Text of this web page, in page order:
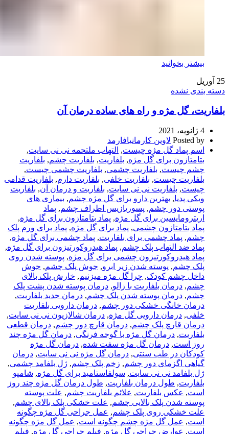
بیشتر بخوانید
25 آوریل
دسته بندی نشده
بلفاریت، گل مژه و راه های ساده درمان آن
4 ژانویه، 2021
Posted by لاوین کارمانیافارمد
اسم پماد گل مژه چیست, التهاب ملتحمه نی نی سایت,
بتامتازون برای گل مژه, بلفاریت, بلفاریت چشم, بلفاریت
چشم چیست, بلفاریت چشمی, بلفاریت چشمی چیست,
بلفاریت چیست, بلفاریت خلفی, بلفاریت دارم, بلفاریت قدامی
چیست, بلفاریت نی نی سایت, بلفاریت و درمان آن, بلفاریت
ویکی پدیا, بهترین دارو برای گل مژه چشم, بیماری های
پوستی دور چشم, پسوریازیس اطراف چشم, پماد
اریترومایسین برای گل مژه, پماد بتامتازون برای‌ گل مژه,
پماد بتامتازون چشمی, پماد برای گل مژه, پماد برای ورم پلک
چشم, پماد چشمی برای بلفاریت, پماد چشمی برای گل مژه,
پماد ضد التهاب پلک چشم, پماد هیدروکورتیزون برای گل مژه,
پماد هیدروکورتیزون چشمی برای گل مژه, پوسته شدن روی
پلک چشم, پوسته شدن زیر ابرو, جوش پلک چشم, جوش
داخل چشم کودک, چرا گل مژه میزنیم, خارش پلک بالای
چشم, درمان بلفاریت با زالو, درمان پوسته شدن پشت پلک
چشم, درمان پوسته شدن پلک چشم, درمان جدید بلفاریت,
درمان خانگی خشکی دور چشم, درمان دارویی بلفاریت
خلفی, درمان دارویی گل مژه, درمان شالازیون نی نی سایت,
درمان قارچ پلک چشم, درمان قارچ دور چشم, درمان قطعی
بلفاریت, درمان گل مژه با گوجه فرنگی, درمان گل مژه چند
روز است, درمان گل مژه سفت شده, درمان گل مژه
کودکان در طب سنتی, درمان گل مژه نی نی سایت, درمان
گیاهی اگزمای دور چشم, زخم پلک چشم, ژل بلفامد چشمی,
ژل بلفامد نی نی سایت, سولفاستامید برای گل مژه, شامپو
بلفاریت, طول درمان بلفاریت, طول درمان گل مژه چند روز
است, عکس بلفاریت, علائم بلفاریت چشم, علت پوسته
پوسته شدن پلک بالایی چشم, علت خشکی پلک بالای چشم,
علت خشکی روی پلک چشم, عمل جراحی گل مژه چگونه
است, عمل گل مژه چشم چگونه است, عمل گل مژه چگونه
است, عوارض جراحی گل مژه, فیلم جراحی گل مژه, فیلم